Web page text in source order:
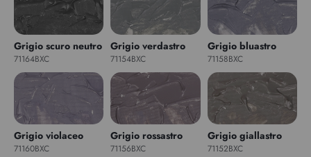
Grigio scuro neutro
71164BXC
Grigio verdastro
71154BXC
Grigio bluastro
71158BXC
Grigio violaceo
71160BXC
Grigio rossastro
71156BXC
Grigio giallastro
71152BXC